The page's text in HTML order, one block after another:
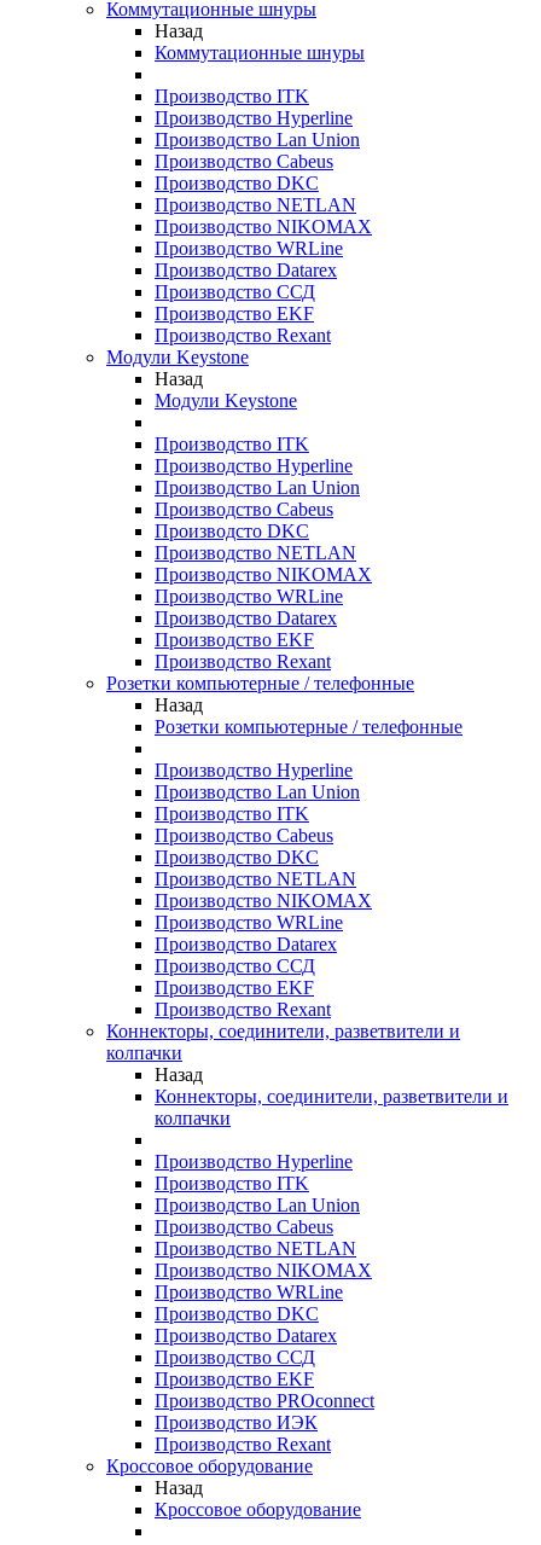
Коммутационные шнуры
Назад
Коммутационные шнуры
Производство ITK
Производство Hyperline
Производство Lan Union
Производство Cabeus
Производство DKC
Производство NETLAN
Производство NIKOMAX
Производство WRLine
Производство Datarex
Производство ССД
Производство EKF
Производство Rexant
Модули Keystone
Назад
Модули Keystone
Производство ITK
Производство Hyperline
Производство Lan Union
Производство Cabeus
Производсто DKC
Производство NETLAN
Производство NIKOMAX
Производство WRLine
Производство Datarex
Производство EKF
Производство Rexant
Розетки компьютерные / телефонные
Назад
Розетки компьютерные / телефонные
Производство Hyperline
Производство Lan Union
Производство ITK
Производство Cabeus
Производство DKC
Производство NETLAN
Производство NIKOMAX
Производство WRLine
Производство Datarex
Производство ССД
Производство EKF
Производство Rexant
Коннекторы, соединители, разветвители и
колпачки
Назад
Коннекторы, соединители, разветвители и
колпачки
Производство Hyperline
Производство ITK
Производство Lan Union
Производство Cabeus
Производство NETLAN
Производство NIKOMAX
Производство WRLine
Производство DKC
Производство Datarex
Производство ССД
Производство EKF
Производство PROconnect
Производство ИЭК
Производство Rexant
Кроссовое оборудование
Назад
Кроссовое оборудование